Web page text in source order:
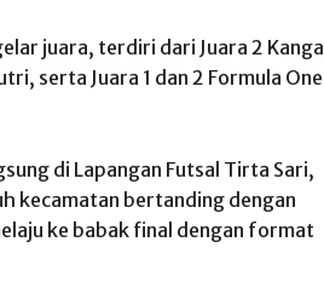
juara, terdiri dari Juara 2 Kanga
serta Juara 1 dan 2 Formula One
di Lapangan Futsal Tirta Sari,
kecamatan bertanding dengan
ke babak final dengan format